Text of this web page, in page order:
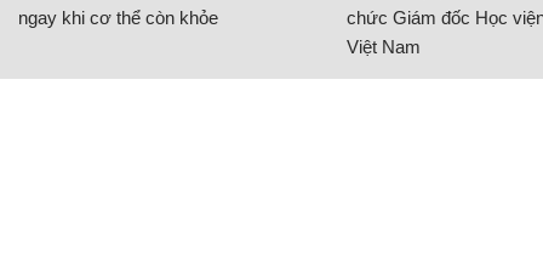
ngay khi cơ thể còn khỏe
chức Giám đốc Học
Việt Nam